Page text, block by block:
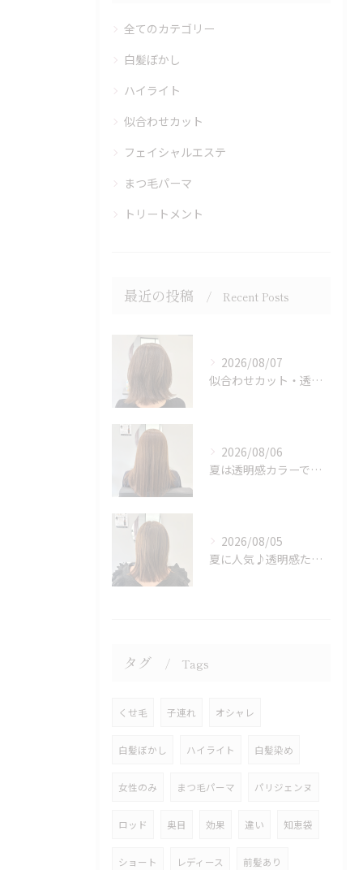
全てのカテゴリー
白髪ぼかし
ハイライト
似合わせカット
フェイシャルエステ
まつ毛パーマ
トリートメント
最近の投稿 Recent Posts
2026/08/07
似合わせカット・透明感カラーはASAMIにお任せください♪
2026/08/06
夏は透明感カラーでイメチェン♪ブリーチなしでも明るくできます！
2026/08/05
夏に人気♪透明感たっぷりミルクティーベージュカラー
タグ Tags
くせ毛 子連れ オシャレ
白髪ぼかし ハイライト 白髪染め
女性のみ まつ毛パーマ パリジェンヌ
ロッド 奥目 効果 違い 知恵袋
ショート レディース 前髪あり